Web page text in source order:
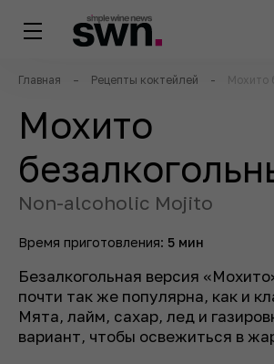
Главная – Рецепты коктейлей - Мохито
Мохито
Non-alcoholic Mojito
Безалкогольная версия
почти так же популярна, как и
Мята, лайм, сахар, лед и
вариант, чтобы освежиться в
Время приготовления: 5 мин